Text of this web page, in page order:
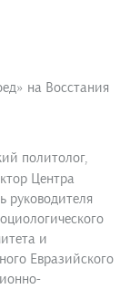
на Восстания
политолог,
Центра
руководителя
и
Евразийского